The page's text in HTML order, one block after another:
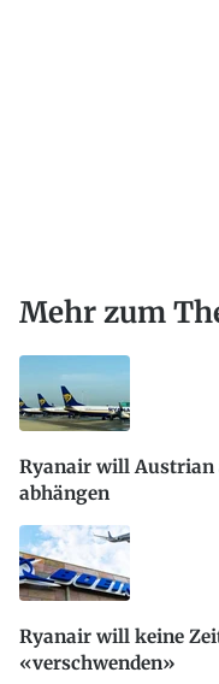
Mehr zum
Ryanair will Austrian
abhängen
Ryanair will keine
«verschwenden»